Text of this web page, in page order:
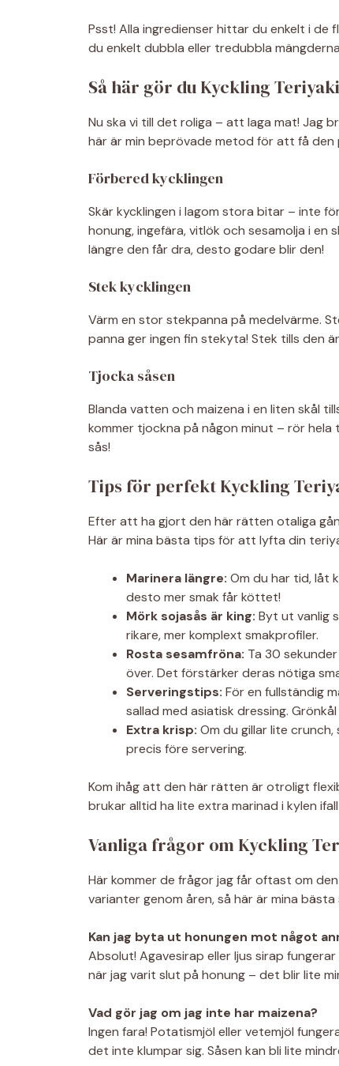
Psst! Alla ingredienser hittar du enkelt i
du enkelt dubbla eller tredubbla
Så här gör du Kyckling
Nu ska vi till det roliga – att laga mat! Jag
här är min beprövade metod för att få den
Förbered kycklingen
Skär kycklingen i lagom stora bitar – inte
honung, ingefära, vitlök och sesamolja i en
längre den får dra, desto godare blir den!
Stek kycklingen
Värm en stor stekpanna på medelvärme.
panna ger ingen fin stekyta! Stek tills den
Tjocka såsen
Blanda vatten och maizena i en liten skål
kommer tjockna på någon minut – rör hela
sås!
Tips för perfekt Kyckling
Efter att ha gjort den här rätten otaliga
Här är mina bästa tips för att lyfta din
Marinera längre: Om du har tid, låt
desto mer smak får köttet!
Mörk sojasås är king: Byt ut vanlig
rikare, mer komplext smakprofiler.
Rosta sesamfröna: Ta 30
över. Det förstärker deras nötiga
Serveringstips: För en fullständig
sallad med asiatisk dressing.
Extra krisp: Om du gillar lite
precis före servering.
Kom ihåg att den här rätten är otroligt
brukar alltid ha lite extra marinad i kylen
Vanliga frågor om Kyckling
Här kommer de frågor jag får oftast om
varianter genom åren, så här är mina
Kan jag byta ut honungen mot något
Absolut! Agavesirap eller ljus sirap
när jag varit slut på honung – det blir lite
Vad gör jag om jag inte har maizena?
Ingen fara! Potatismjöl eller vetemjöl
det inte klumpar sig. Såsen kan bli lite